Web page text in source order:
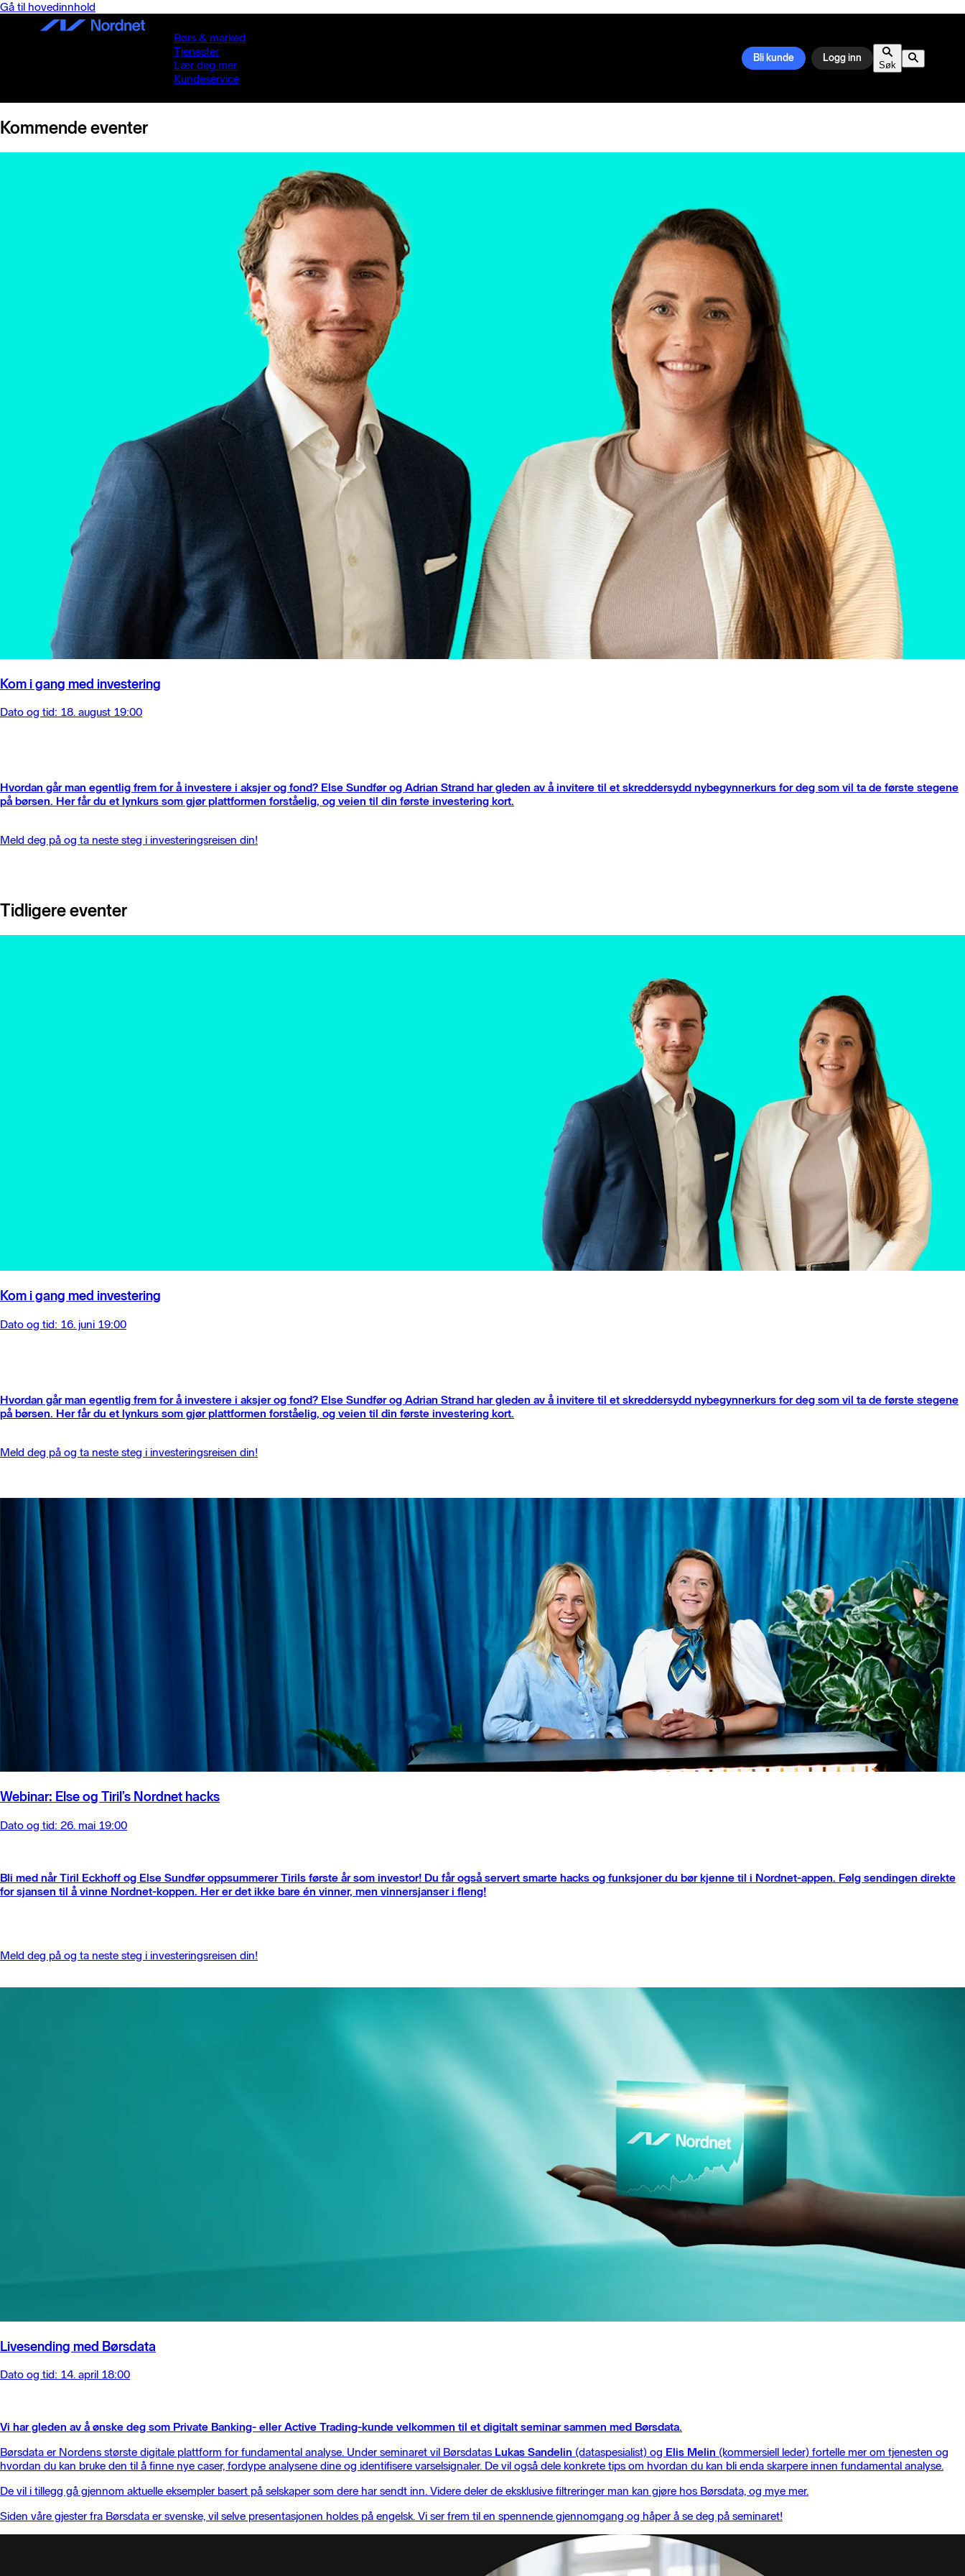
Gå til hovedinnhold
Børs & marked
Tjenester
Lær deg mer
Kundeservice
Bli kunde Logg inn
Søk
Kommende eventer
Kom i gang med investering
Dato og tid: 18. august 19:00
Hvordan går man egentlig frem for å investere i aksjer og fond? Else Sundfør og Adrian Strand har gleden av å invitere til et skreddersydd nybegynnerkurs for deg som vil ta de første stegene
på børsen. Her får du et lynkurs som gjør plattformen forståelig, og veien til din første investering kort.
Meld deg på og ta neste steg i investeringsreisen din!
Tidligere eventer
Kom i gang med investering
Dato og tid: 16. juni 19:00
Hvordan går man egentlig frem for å investere i aksjer og fond? Else Sundfør og Adrian Strand har gleden av å invitere til et skreddersydd nybegynnerkurs for deg som vil ta de første stegene
på børsen. Her får du et lynkurs som gjør plattformen forståelig, og veien til din første investering kort.
Meld deg på og ta neste steg i investeringsreisen din!
Webinar: Else og Tiril’s Nordnet hacks
Dato og tid: 26. mai 19:00
Bli med når Tiril Eckhoff og Else Sundfør oppsummerer Tirils første år som investor! Du får også servert smarte hacks og funksjoner du bør kjenne til i Nordnet-appen. Følg sendingen direkte
for sjansen til å vinne Nordnet-koppen. Her er det ikke bare én vinner, men vinnersjanser i fleng!
Meld deg på og ta neste steg i investeringsreisen din!
Livesending med Børsdata
Dato og tid: 14. april 18:00
Vi har gleden av å ønske deg som Private Banking- eller Active Trading-kunde velkommen til et digitalt seminar sammen med Børsdata.
Børsdata er Nordens største digitale plattform for fundamental analyse. Under seminaret vil Børsdatas Lukas Sandelin (dataspesialist) og Elis Melin (kommersiell leder) fortelle mer om tjenesten og
hvordan du kan bruke den til å finne nye caser, fordype analysene dine og identifisere varselsignaler. De vil også dele konkrete tips om hvordan du kan bli enda skarpere innen fundamental analyse.
De vil i tillegg gå gjennom aktuelle eksempler basert på selskaper som dere har sendt inn. Videre deler de eksklusive filtreringer man kan gjøre hos Børsdata, og mye mer.
Siden våre gjester fra Børsdata er svenske, vil selve presentasjonen holdes på engelsk. Vi ser frem til en spennende gjennomgang og håper å se deg på seminaret!